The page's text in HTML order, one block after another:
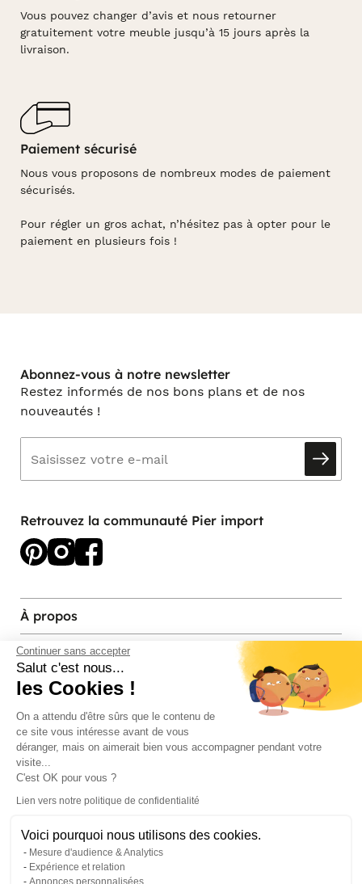
Continuer sans accepter
Salut c'est nous...
les Cookies !
On a attendu d'être sûrs que le contenu de
ce site vous intéresse avant de vous
déranger, mais on aimerait bien vous accompagner pendant votre
visite...
C'est OK pour vous ?
Lien vers notre politique de confidentialité
Voici pourquoi nous utilisons des cookies.
Mesure d'audience & Analytics
Expérience et relation
Annonces personnalisées
Vous pouvez changer d’avis et nous retourner
gratuitement votre meuble jusqu’à 15 jours après la
livraison.
Paiement sécurisé
Nous vous proposons de nombreux modes de paiement
sécurisés.
Pour régler un gros achat, n’hésitez pas à opter pour le
paiement en plusieurs fois !
Abonnez-vous à notre newsletter
Restez informés de nos bons plans et de nos
nouveautés !
Retrouvez la communauté Pier import
À propos
Services et contact
Magasins et Showrooms
Modes de paiement acceptés